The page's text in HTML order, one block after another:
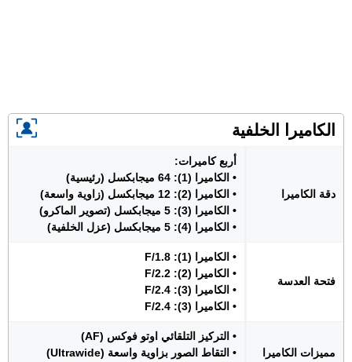
الكاميرا الخلفية
دقة الكاميرا
أربع كاميرات:
• الكاميرا (1): 64 ميجابكسل (رئيسية)
• الكاميرا (2): 12 ميجابكسل (زاوية واسعة)
• الكاميرا (3): 5 ميجابكسل (تصوير الماكرو)
• الكاميرا (4): 5 ميجابكسل (عزل الخلفية)
فتحة العدسة
• الكاميرا (1): F/1.8
• الكاميرا (2): F/2.2
• الكاميرا (3): F/2.4
• الكاميرا (3): F/2.4
مميزات الكاميرا
• التركيز التلقائي اوتو فوكس (AF)
• التقاط الصور بزاوية واسعة (Ultrawide)